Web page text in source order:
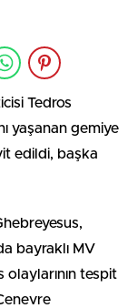
Tedros
yaşanan gemiye
edildi, başka
bayraklı MV
tespit